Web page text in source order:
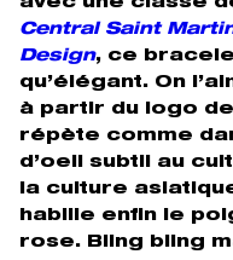
avec une classe
Central Saint
Design, ce
qu’élégant. On
à partir du logo
répète comme
d’oeil subtil au
la culture
habille enfin le
rose. Bling bling